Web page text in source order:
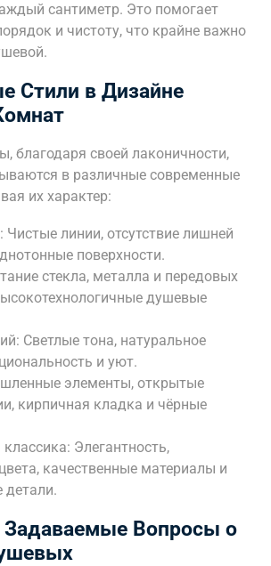
сантиметр. Это помогает
и чистоту, что крайне важно
Стили в Дизайне
благодаря своей лаконичности,
в различные современные
их характер:
линии, отсутствие лишней
поверхности.
стекла, металла и передовых
душевые
Светлые тона, натуральное
и уют.
элементы, открытые
кирпичная кладка и чёрные
Элегантность,
качественные материалы и
детали.
Задаваемые Вопросы о